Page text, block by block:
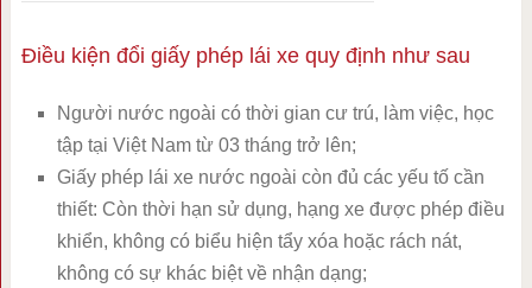
Điều kiện đổi giấy phép lái xe quy định như sau
Người nước ngoài có thời gian cư trú, làm việc, học
tập tại Việt Nam từ 03 tháng trở lên;
Giấy phép lái xe nước ngoài còn đủ các yếu tố cần
thiết: Còn thời hạn sử dụng, hạng xe được phép điều
khiển, không có biểu hiện tẩy xóa hoặc rách nát,
không có sự khác biệt về nhận dạng;